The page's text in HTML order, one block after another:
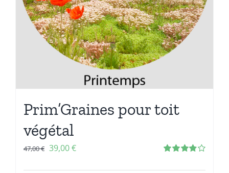
Prim’Graines pour toit
végétal
sur 5
47,00€ 39,00€